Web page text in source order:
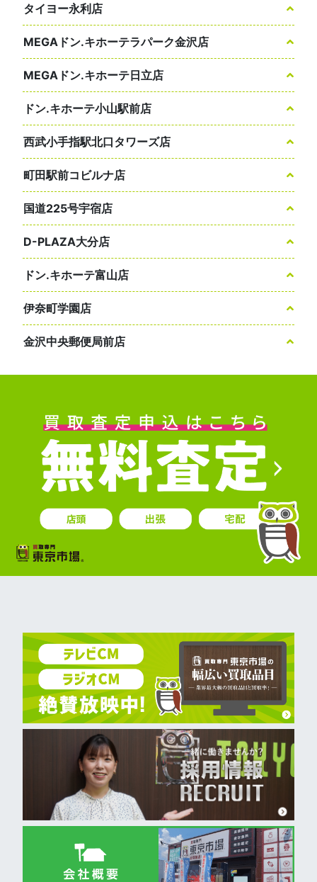
タイヨー永利店
MEGAドン.キホーテラパーク金沢店
MEGAドン.キホーテ日立店
ドン.キホーテ小山駅前店
西武小手指駅北口タワーズ店
町田駅前コビルナ店
国道225号宇宿店
D-PLAZA大分店
ドン.キホーテ富山店
伊奈町学園店
金沢中央郵便局前店